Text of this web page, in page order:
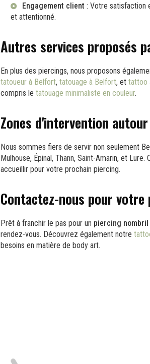
Engagement client : Votre satisfaction
et attentionné.
Autres services proposés
En plus des piercings, nous proposons
tatoueur à Belfort, tatouage à Belfort, et tattoo
compris le tatouage minimaliste en couleur.
Zones d'intervention
Nous sommes fiers de servir non seulement
Mulhouse, Épinal, Thann, Saint-Amarin, et
accueillir pour votre prochain piercing.
Contactez-nous pour
Prêt à franchir le pas pour un piercing nombril
rendez-vous. Découvrez également notre
besoins en matière de body art.